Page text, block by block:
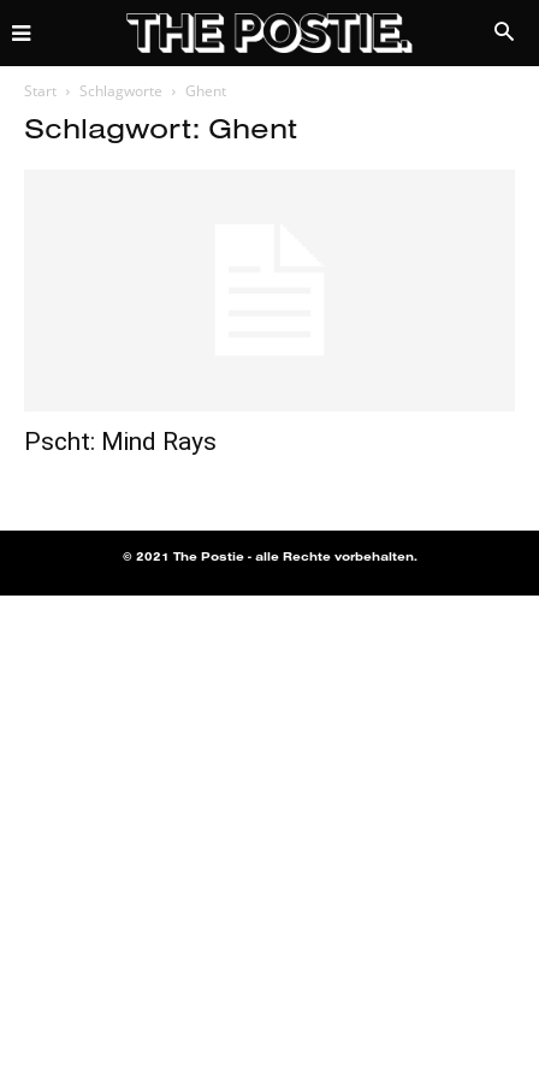
Start Schlagworte Ghent
Schlagwort: Ghent
Pscht: Mind Rays
© 2021 The Postie - alle Rechte vorbehalten.